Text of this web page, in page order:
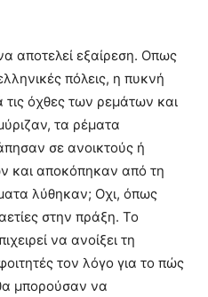
αποτελεί εξαίρεση. Οπως
πόλεις, η πυκνή
όχθες των ρεμάτων και
τα ρέματα
σε ανοικτούς ή
και αποκόπηκαν από τη
λύθηκαν; Οχι, όπως
στην πράξη. Το
να ανοίξει τη
τον λόγο για το πώς
μπορούσαν να